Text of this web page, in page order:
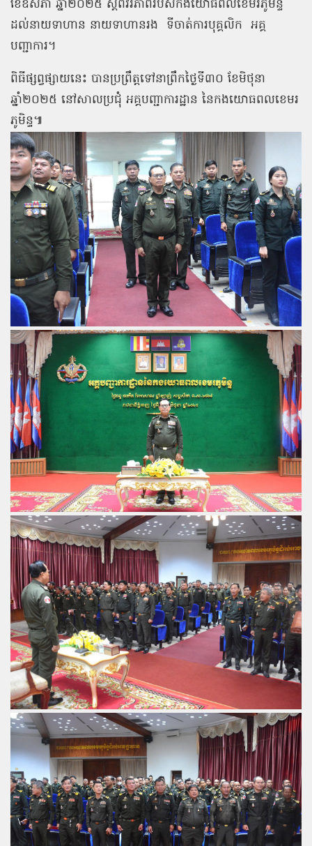
ខែឧសភា ឆ្នាំ២០២៥ ស្ដីពីវីរភាពរបស់កងយោធពលខេមរភូមិន្ទ
ដល់នាយទាហាន នាយទាហានរង ទីចាត់ការបុគ្គលិក អគ្គ
បញ្ជាការ។
ពិធីផ្សព្វផ្សាយនេះ បានប្រព្រឹត្តទៅនាព្រឹកថ្ងៃទី៣០ ខែមិថុនា
ឆ្នាំ២០២៥ នៅសាលប្រជុំ អគ្គបញ្ជាការដ្ឋាន នៃកងយោធពលខេមរ
ភូមិន្ទ៕